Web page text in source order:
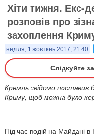
Хіти тижня. Екс-
розповів про
захоплення
неділя, 1 жовтень 2017, 21:40
Слідкуйте
Кремль свідомо поставив
Криму, щоб можна було
Під час подій на Майдані в